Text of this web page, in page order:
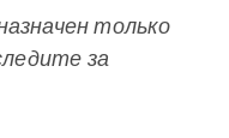
только
за